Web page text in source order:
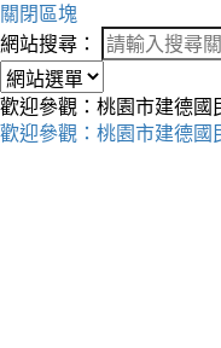
關閉區塊
網站搜尋：
歡迎參觀：桃園市建德國
歡迎參觀：桃園市建德國